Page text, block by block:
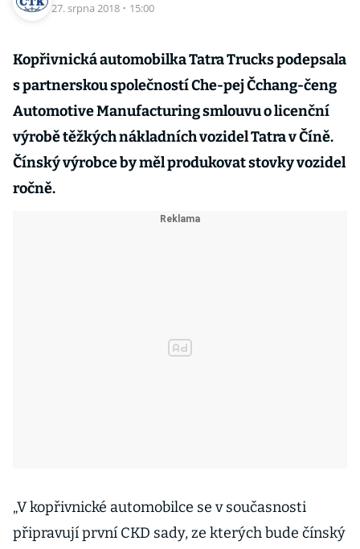
27. srpna 2018 · 15:00
Kopřivnická automobilka Tatra Trucks podepsala
s partnerskou společností Che-pej Čchang-čeng
Automotive Manufacturing smlouvu o licenční
výrobě těžkých nákladních vozidel Tatra v Číně.
Čínský výrobce by měl produkovat stovky vozidel
ročně.
„V kopřivnické automobilce se v současnosti
připravují první CKD sady, ze kterých bude čínský